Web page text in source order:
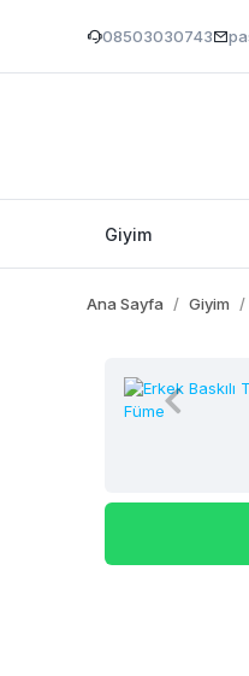
08503030743
Giyim
Ana Sayfa Giyim